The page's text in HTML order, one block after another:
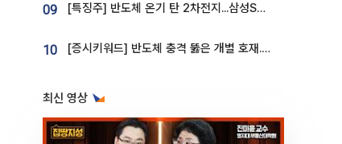
09 [특징주] 반도체 온기 탄 2차전지...삼성SDI, 장 초반 7% 넘게 껑충
10 [증시키워드] 반도체 충격 뚫은 개별 호재...포스코퓨처엠·에코프로·한화솔루션 '눈길'
최신 영상